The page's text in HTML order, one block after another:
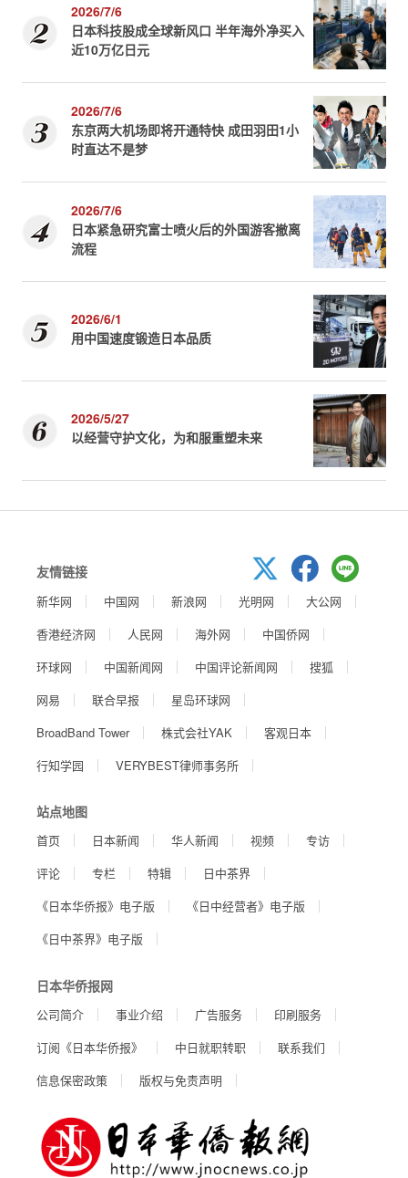
2026/7/6
日本科技股成全球新风口 半年海外净买入
近10万亿日元
2026/7/6
东京两大机场即将开通特快 成田羽田1小
时直达不是梦
2026/7/6
日本紧急研究富士喷火后的外国游客撤离
流程
2026/6/1
用中国速度锻造日本品质
2026/5/27
以经营守护文化，为和服重塑未来
友情链接
新华网 中国网 新浪网 光明网
大公网
香港经济网
人民网 海外网
中国侨网
环球网
中国新闻网 中国评论新闻网
搜狐
网易
联合早报
星岛环球网
BroadBand Tower
株式会社YAK
客观日本
行知学园
VERYBEST律师事务所
站点地图
首页 日本新闻 华人新闻 视频
专访
评论
专栏 特辑
日中茶界
《日本华侨报》电子版
《日中经营者》电子版
《日中茶界》电子版
日本华侨报网
公司简介 事业介绍 广告服务
印刷服务
订阅《日本华侨报》
中日就职转职
联系我们
信息保密政策
版权与免责声明